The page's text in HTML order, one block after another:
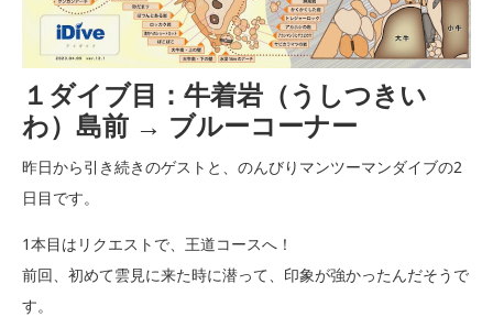
１ダイブ目：牛着岩（うしつきい
わ）島前 → ブルーコーナー
昨日から引き続きのゲストと、のんびりマンツーマンダイブの2
日目です。
1本目はリクエストで、王道コースへ！
前回、初めて雲見に来た時に潜って、印象が強かったんだそうで
す。